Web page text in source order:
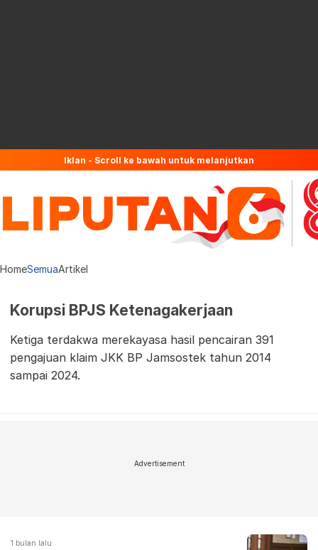
Iklan - Scroll ke bawah untuk melanjutkan
HomeSemuaArtikel
Korupsi BPJS Ketenagakerjaan
Ketiga terdakwa merekayasa hasil pencairan 391
pengajuan klaim JKK BP Jamsostek tahun 2014
sampai 2024.
Advertisement
1 bulan lalu